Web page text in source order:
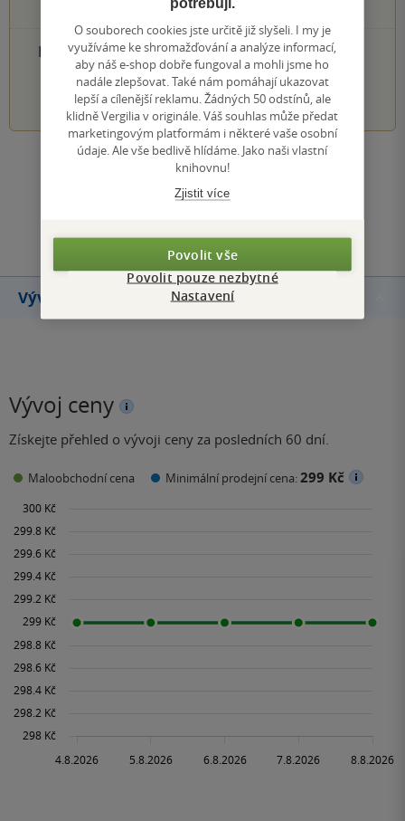
0× 1 hvezdička
PŘIDEJTE SVÉ HODNOCENÍ PRODUKTU
1 2 3 4 5
Zobrazit všechna hodnocení
Vývoj ceny
Vývoj ceny
Získejte přehled o vývoji ceny za posledních 60 dní.
Maloobchodní cena Minimální prodejní cena:299 Kč
O souborech cookies jste určitě již slyšeli. I my je
využíváme ke shromažďování a analýze informací,
aby náš e-shop dobře fungoval a mohli jsme ho
nadále zlepšovat. Také nám pomáhají ukazovat
lepší a cílenější reklamu. Žádných 50 odstínů, ale
klidně Vergilia v originále. Váš souhlas může předat
marketingovým platformám i některé vaše osobní
údaje. Ale vše bedlivě hlídáme. Jako naši vlastní
knihovnu!
Zjistit více
Povolit vše
Povolit pouze nezbytné
Nastavení